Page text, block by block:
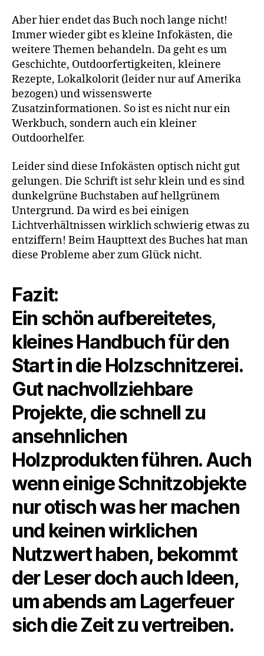
Aber hier endet das Buch noch lange nicht!
Immer wieder gibt es kleine Infokästen, die
weitere Themen behandeln. Da geht es um
Geschichte, Outdoorfertigkeiten, kleinere
Rezepte, Lokalkolorit (leider nur auf Amerika
bezogen) und wissenswerte
Zusatzinformationen. So ist es nicht nur ein
Werkbuch, sondern auch ein kleiner
Outdoorhelfer.
Leider sind diese Infokästen optisch nicht gut
gelungen. Die Schrift ist sehr klein und es sind
dunkelgrüne Buchstaben auf hellgrünem
Untergrund. Da wird es bei einigen
Lichtverhältnissen wirklich schwierig etwas zu
entziffern! Beim Haupttext des Buches hat man
diese Probleme aber zum Glück nicht.
Fazit:
Ein schön aufbereitetes,
kleines Handbuch für den
Start in die Holzschnitzerei.
Gut nachvollziehbare
Projekte, die schnell zu
ansehnlichen
Holzprodukten führen. Auch
wenn einige Schnitzobjekte
nur otisch was her machen
und keinen wirklichen
Nutzwert haben, bekommt
der Leser doch auch Ideen,
um abends am Lagerfeuer
sich die Zeit zu vertreiben.